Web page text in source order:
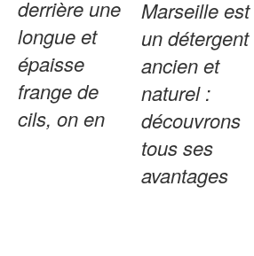
derrière une
longue et
épaisse
frange de
cils, on en
Marseille est
un détergent
ancien et
naturel :
découvrons
tous ses
avantages